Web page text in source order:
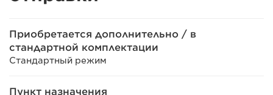
Приобретается дополнительно / в
стандартной комплектации
Стандартный режим
Пункт назначения